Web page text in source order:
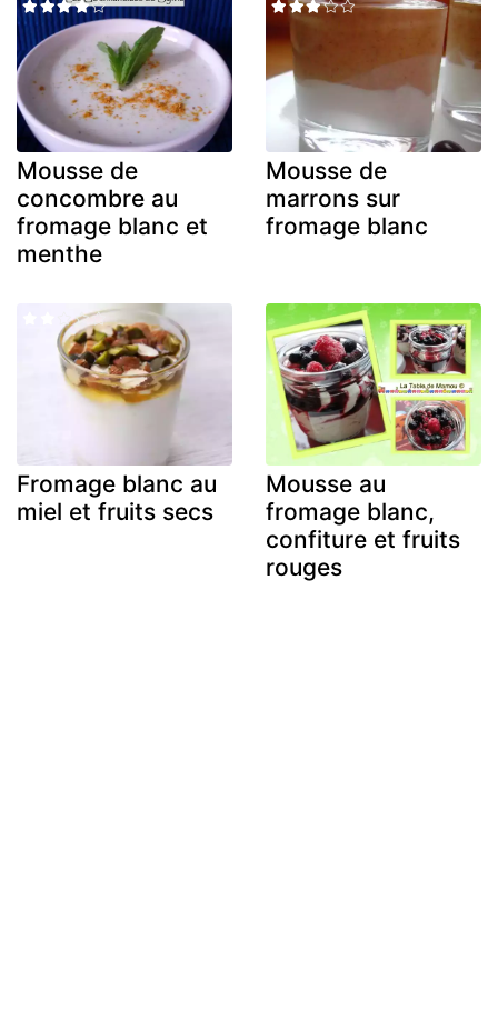
Mousse de
concombre au
fromage blanc et
menthe
Mousse de
marrons sur
fromage blanc
Fromage blanc au
miel et fruits secs
Mousse au
fromage blanc,
confiture et fruits
rouges